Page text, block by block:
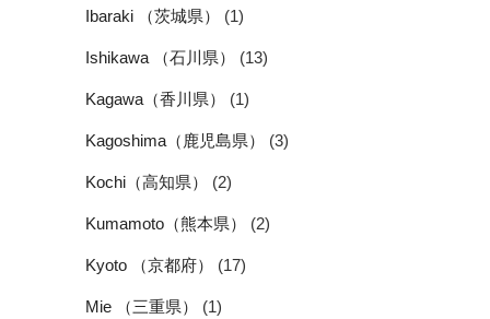
Ibaraki （茨城県） (1)
Ishikawa （石川県） (13)
Kagawa（香川県） (1)
Kagoshima（鹿児島県） (3)
Kochi（高知県） (2)
Kumamoto（熊本県） (2)
Kyoto （京都府） (17)
Mie （三重県） (1)